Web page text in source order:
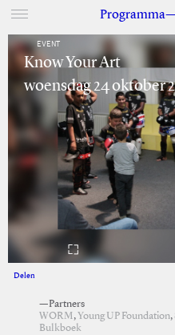
EVENT
Know Your Art
woensdag 24 oktober
Delen
—Partners
WORM, Young UP Foundation,
Bulkboek